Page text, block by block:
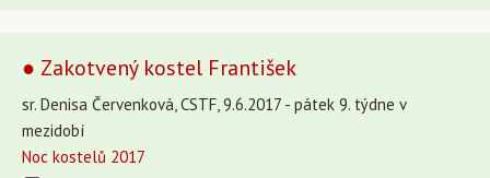
● Zakotvený kostel František
sr. Denisa Červenková, CSTF, 9.6.2017 - pátek 9. týdne v
mezidobí
Noc kostelů 2017